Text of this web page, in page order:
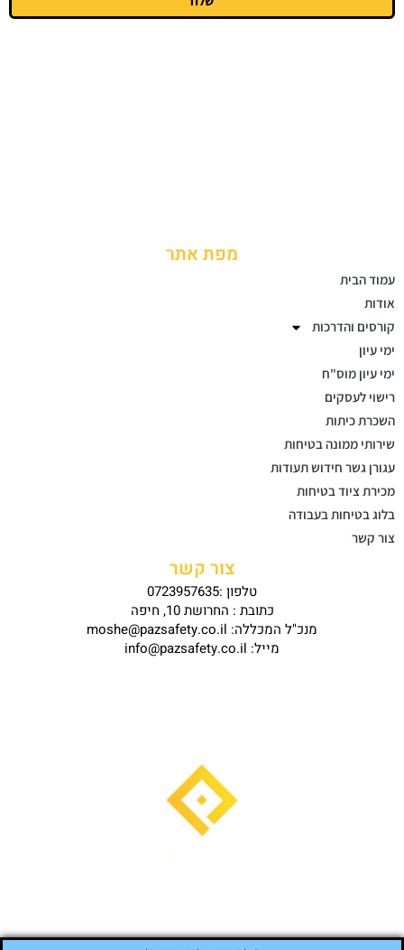
מפת אתר
עמוד הבית
אודות
קורסים והדרכות
ימי עיון
ימי עיון מוס"ח
רישוי לעסקים
השכרת כיתות
שירותי ממונה בטיחות
עגורן גשר חידוש תעודות
מכירת ציוד בטיחות
בלוג בטיחות בעבודה
צור קשר
צור קשר
טלפון :0723957635
כתובת : החרושת 10, חיפה
מנכ"ל המכללה: moshe@pazsafety.co.il
מייל: info@pazsafety.co.il